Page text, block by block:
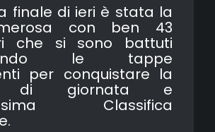
finale di ieri è stata la
con ben 43
che si sono battuti
le tappe
per conquistare la
di giornata e
Classifica